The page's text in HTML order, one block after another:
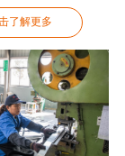
了解更多